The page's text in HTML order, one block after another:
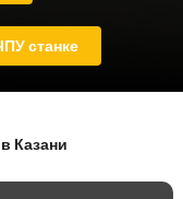
станке
Казани